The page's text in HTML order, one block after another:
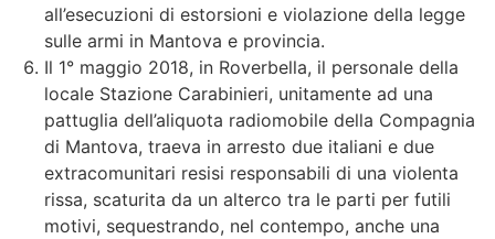
all’esecuzioni di estorsioni e violazione della legge
sulle armi in Mantova e provincia.
Il 1° maggio 2018, in Roverbella, il personale della
locale Stazione Carabinieri, unitamente ad una
pattuglia dell’aliquota radiomobile della Compagnia
di Mantova, traeva in arresto due italiani e due
extracomunitari resisi responsabili di una violenta
rissa, scaturita da un alterco tra le parti per futili
motivi, sequestrando, nel contempo, anche una